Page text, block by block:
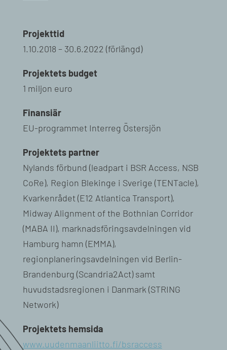
Projekttid
1.10.2018 – 30.6.2022 (förlängd)
Projektets budget
1 miljon euro
Finansiär
EU-programmet Interreg Östersjön
Projektets partner
Nylands förbund (leadpart i BSR Access, NSB
CoRe), Region Blekinge i Sverige (TENTacle),
Kvarkenrådet (E12 Atlantica Transport),
Midway Alignment of the Bothnian Corridor
(MABA II), marknadsföringsavdelningen vid
Hamburg hamn (EMMA),
regionplaneringsavdelningen vid Berlin-
Brandenburg (Scandria2Act) samt
huvudstadsregionen i Danmark (STRING
Network)
Projektets hemsida
www.uudenmaanliitto.fi/bsraccess